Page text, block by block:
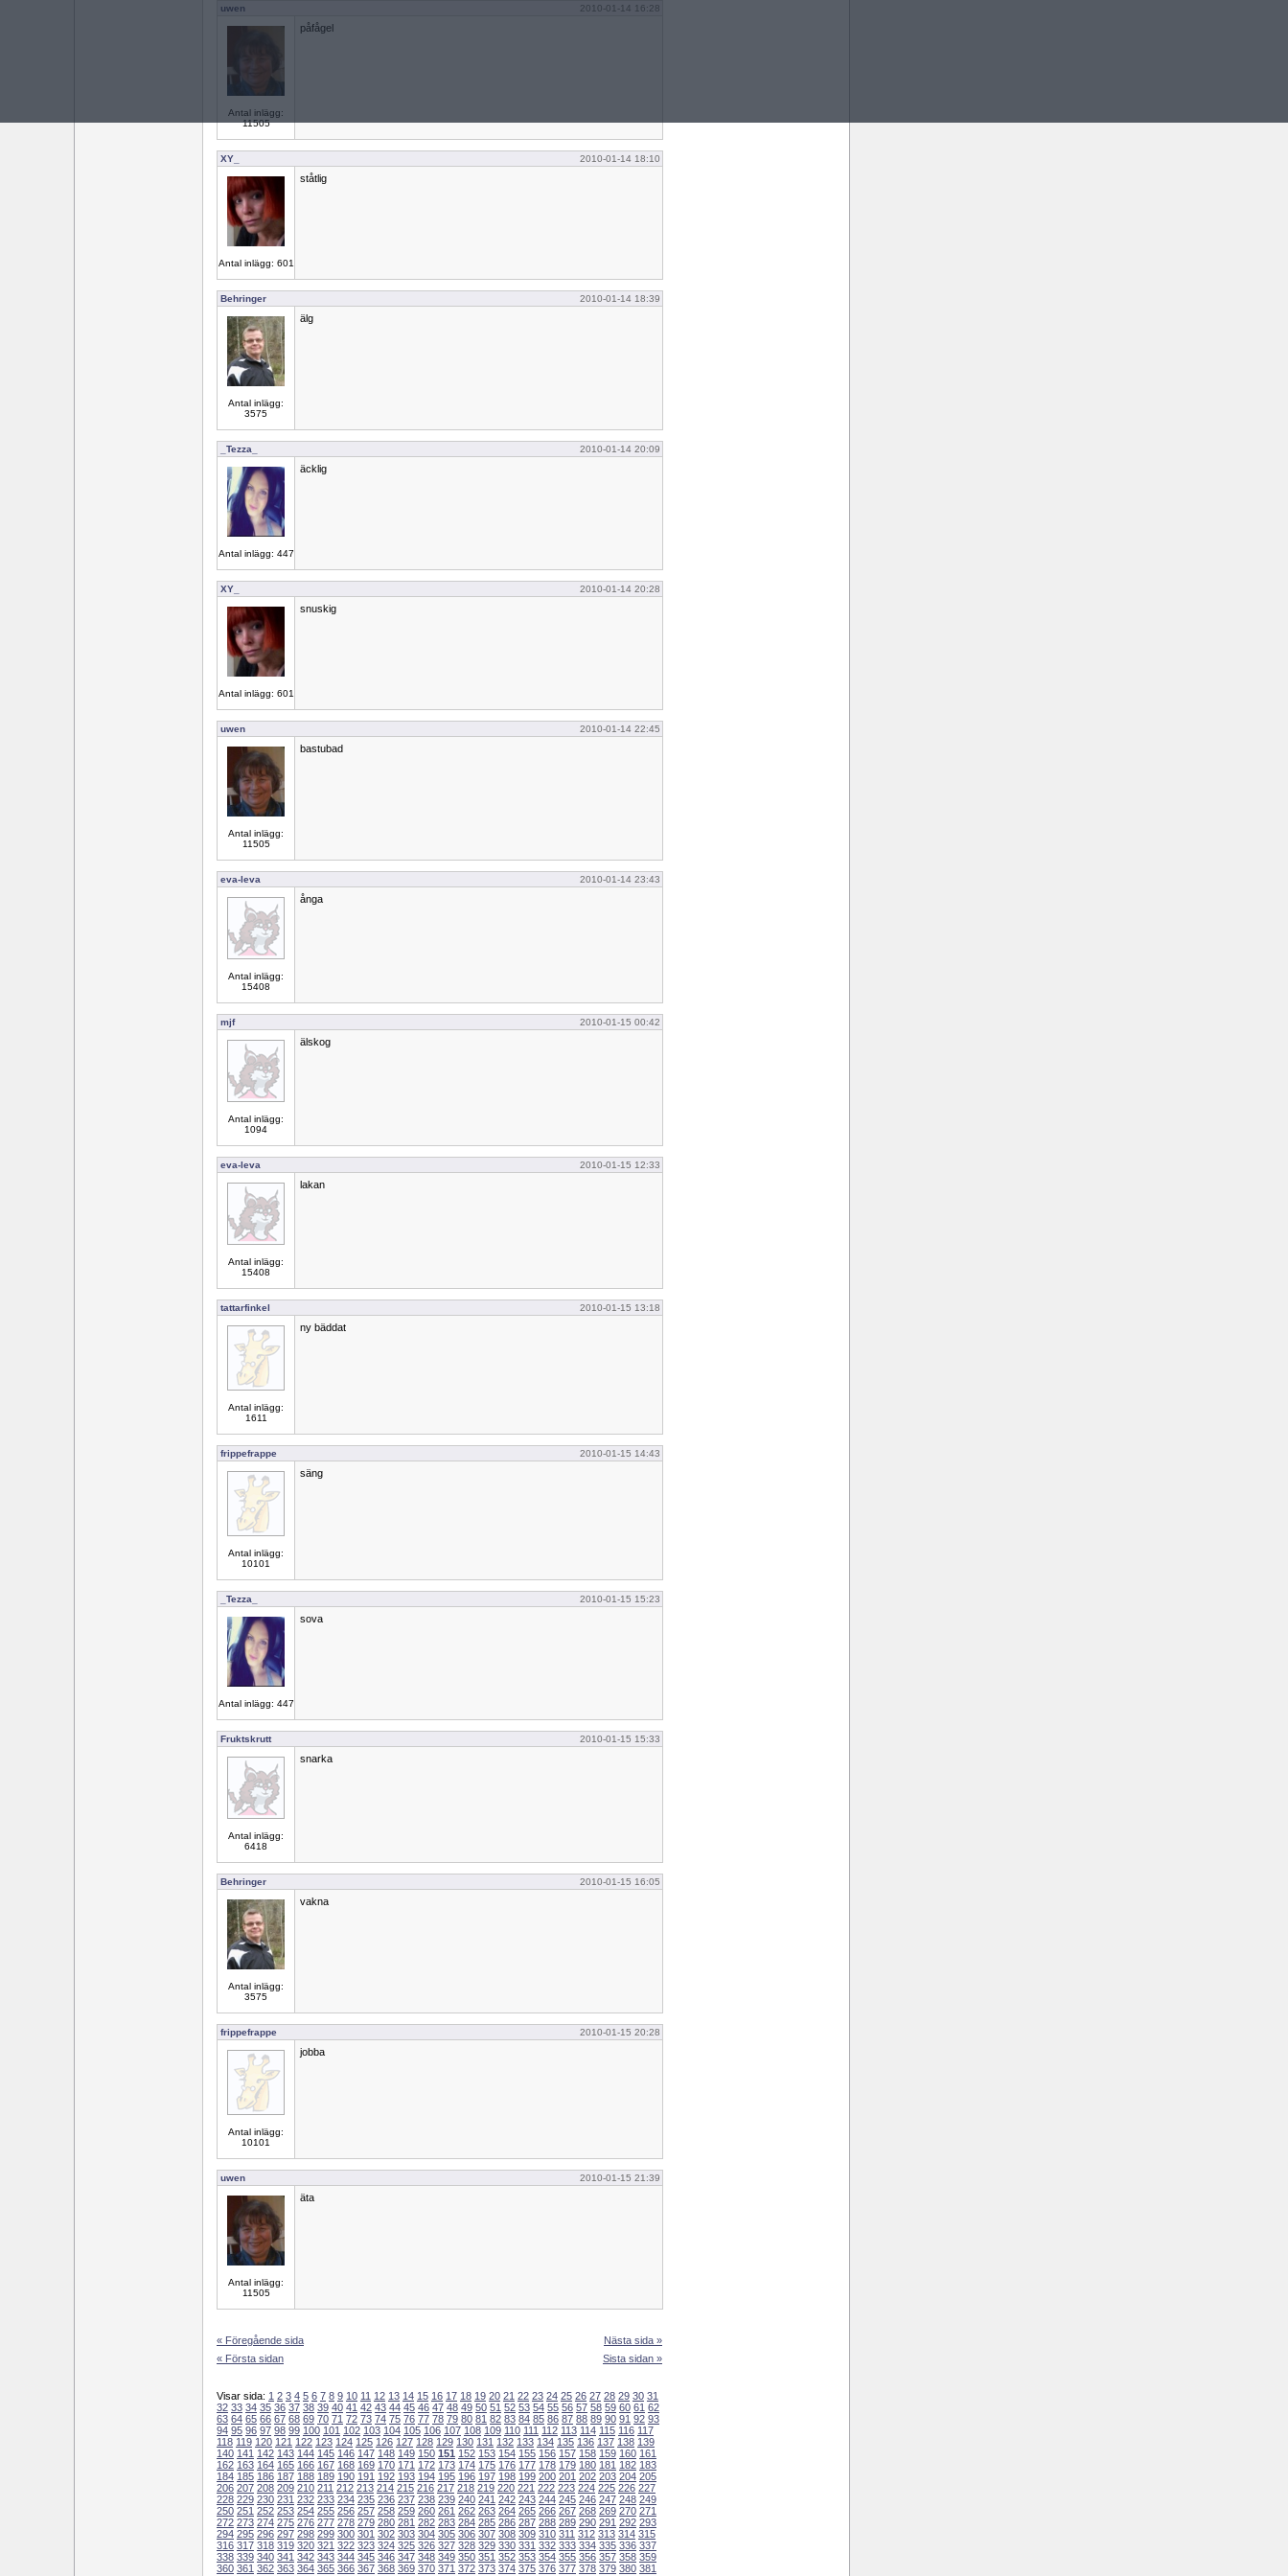
uwen 2010-01-14 16:28
Antal inlägg:
11505
påfågel
XY_ 2010-01-14 18:10
Antal inlägg: 601
ståtlig
Behringer 2010-01-14 18:39
Antal inlägg:
3575
älg
_Tezza_ 2010-01-14 20:09
Antal inlägg: 447
äcklig
XY_ 2010-01-14 20:28
Antal inlägg: 601
snuskig
uwen 2010-01-14 22:45
Antal inlägg:
11505
bastubad
eva-leva 2010-01-14 23:43
Antal inlägg:
15408
ånga
mjf 2010-01-15 00:42
Antal inlägg:
1094
älskog
eva-leva 2010-01-15 12:33
Antal inlägg:
15408
lakan
tattarfinkel 2010-01-15 13:18
Antal inlägg:
1611
ny bäddat
frippefrappe 2010-01-15 14:43
Antal inlägg:
10101
säng
_Tezza_ 2010-01-15 15:23
Antal inlägg: 447
sova
Fruktskrutt 2010-01-15 15:33
Antal inlägg:
6418
snarka
Behringer 2010-01-15 16:05
Antal inlägg:
3575
vakna
frippefrappe 2010-01-15 20:28
Antal inlägg:
10101
jobba
uwen 2010-01-15 21:39
Antal inlägg:
11505
äta
« Föregående sida
« Första sidan
Nästa sida »
Sista sidan »
Visar sida: 1 2 3 4 5 6 7 8 9 10 11 12 13 14 15 16 17 18 19 20 21 22 23 24 25 26 27 28 29 30 31
32 33 34 35 36 37 38 39 40 41 42 43 44 45 46 47 48 49 50 51 52 53 54 55 56 57 58 59 60 61 62
63 64 65 66 67 68 69 70 71 72 73 74 75 76 77 78 79 80 81 82 83 84 85 86 87 88 89 90 91 92 93
94 95 96 97 98 99 100 101 102 103 104 105 106 107 108 109 110 111 112 113 114 115 116 117
118 119 120 121 122 123 124 125 126 127 128 129 130 131 132 133 134 135 136 137 138 139
140 141 142 143 144 145 146 147 148 149 150 151 152 153 154 155 156 157 158 159 160 161
162 163 164 165 166 167 168 169 170 171 172 173 174 175 176 177 178 179 180 181 182 183
184 185 186 187 188 189 190 191 192 193 194 195 196 197 198 199 200 201 202 203 204 205
206 207 208 209 210 211 212 213 214 215 216 217 218 219 220 221 222 223 224 225 226 227
228 229 230 231 232 233 234 235 236 237 238 239 240 241 242 243 244 245 246 247 248 249
250 251 252 253 254 255 256 257 258 259 260 261 262 263 264 265 266 267 268 269 270 271
272 273 274 275 276 277 278 279 280 281 282 283 284 285 286 287 288 289 290 291 292 293
294 295 296 297 298 299 300 301 302 303 304 305 306 307 308 309 310 311 312 313 314 315
316 317 318 319 320 321 322 323 324 325 326 327 328 329 330 331 332 333 334 335 336 337
338 339 340 341 342 343 344 345 346 347 348 349 350 351 352 353 354 355 356 357 358 359
360 361 362 363 364 365 366 367 368 369 370 371 372 373 374 375 376 377 378 379 380 381